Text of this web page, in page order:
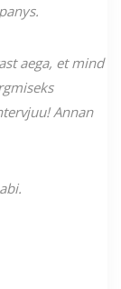
aega, et mind
Annan